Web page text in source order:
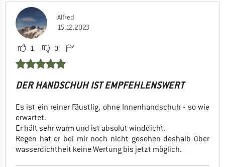
Alfred
15.12.2023
1 0
DER HANDSCHUH IST EMPFEHLENSWERT
Es ist ein reiner Fäustlig, ohne Innenhandschuh - so wie
erwartet.
Er hält sehr warm und ist absolut winddicht.
Regen hat er bei mir noch nicht gesehen deshalb über
wasserdichtheit keine Wertung bis jetzt möglich.